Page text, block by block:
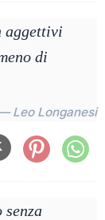
aggettivi
di
Leo Longanesi